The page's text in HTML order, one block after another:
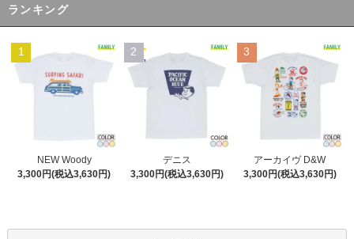
ランキング
1
NEW Woody
3,300円(税込3,630円)
2
デニス
3,300円(税込3,630円)
3
アーカイヴ D&W
3,300円(税込3,630円)